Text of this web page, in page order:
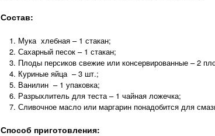
Состав:
Мука хлебная – 1 стакан;
Сахарный песок – 1 стакан;
Плоды персиков свежие или консервированные – 2
Куриные яйца – 3 шт.;
Ванилин – 1 упаковка;
Разрыхлитель для теста – 1 чайная ложечка;
Сливочное масло или маргарин понадобится для
Способ приготовления: